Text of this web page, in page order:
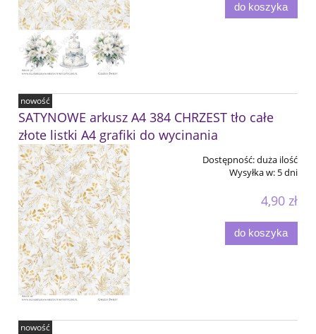
do koszyka
SATYNOWE arkusz A4 384 CHRZEST tło całe
złote listki A4 grafiki do wycinania
Dostępność:duża ilość
Wysyłka w: 5 dni
4,90 zł
do koszyka
nowość
nowość